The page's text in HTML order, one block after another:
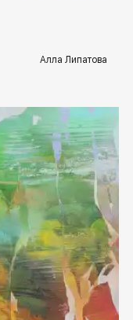
Алла Липатова